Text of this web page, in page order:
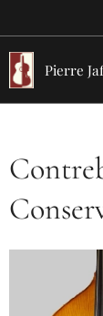
Pierre